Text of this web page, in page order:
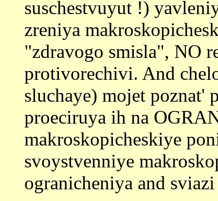
suschestvuyut !)
zreniya
"zdravogo smisla", NO
protivorechivi. And
sluchaye) mojet poznat'
proeciruya ih na
makroskopicheskiye
svoystvenniye
ogranicheniya and